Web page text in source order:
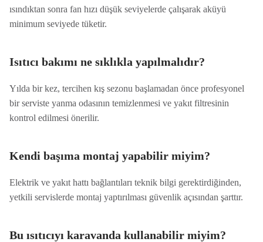
ısındıktan sonra fan hızı düşük seviyelerde çalışarak aküyü
minimum seviyede tüketir.
Isıtıcı bakımı ne sıklıkla yapılmalıdır?
Yılda bir kez, tercihen kış sezonu başlamadan önce profesyonel
bir serviste yanma odasının temizlenmesi ve yakıt filtresinin
kontrol edilmesi önerilir.
Kendi başıma montaj yapabilir miyim?
Elektrik ve yakıt hattı bağlantıları teknik bilgi gerektirdiğinden,
yetkili servislerde montaj yaptırılması güvenlik açısından şarttır.
Bu ısıtıcıyı karavanda kullanabilir miyim?